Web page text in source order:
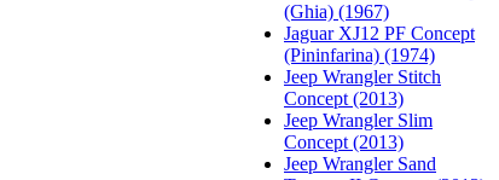
(Ghia) (1967)
Jaguar XJ12 PF Concept
(Pininfarina) (1974)
Jeep Wrangler Stitch
Concept (2013)
Jeep Wrangler Slim
Concept (2013)
Jeep Wrangler Sand